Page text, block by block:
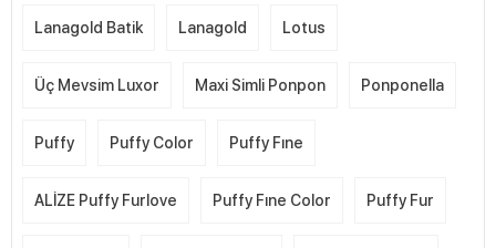
Lanagold Batik Lanagold Lotus
Üç Mevsim Luxor Maxi Simli Ponpon Ponponella
Puffy Puffy Color Puffy Fıne
ALİZE Puffy Furlove Puffy Fıne Color Puffy Fur